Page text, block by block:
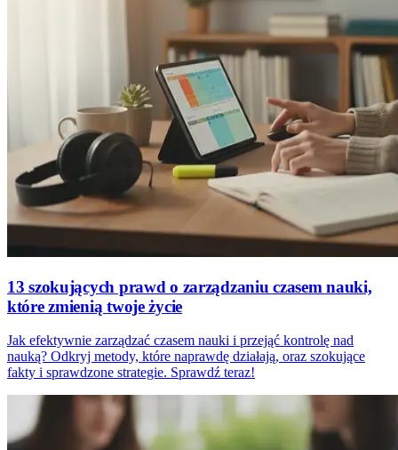
13 szokujących prawd o zarządzaniu czasem nauki,
które zmienią twoje życie
Jak efektywnie zarządzać czasem nauki i przejąć kontrolę nad
nauką? Odkryj metody, które naprawdę działają, oraz szokujące
fakty i sprawdzone strategie. Sprawdź teraz!